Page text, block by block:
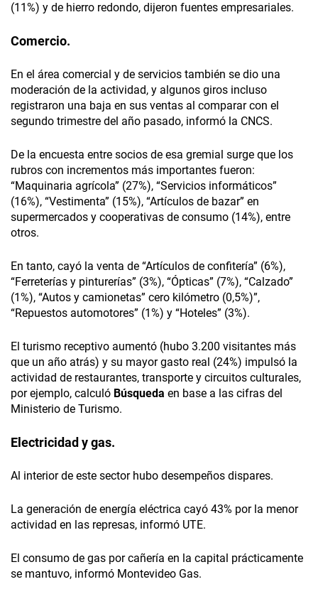
(11%) y de hierro redondo, dijeron fuentes empresariales.
Comercio.
En el área comercial y de servicios también se dio una
moderación de la actividad, y algunos giros incluso
registraron una baja en sus ventas al comparar con el
segundo trimestre del año pasado, informó la CNCS.
De la encuesta entre socios de esa gremial surge que los
rubros con incrementos más importantes fueron:
“Maquinaria agrícola” (27%), “Servicios informáticos”
(16%), “Vestimenta” (15%), “Artículos de bazar” en
supermercados y cooperativas de consumo (14%), entre
otros.
En tanto, cayó la venta de “Artículos de confitería” (6%),
“Ferreterías y pinturerías” (3%), “Ópticas” (7%), “Calzado”
(1%), “Autos y camionetas” cero kilómetro (0,5%)”,
“Repuestos automotores” (1%) y “Hoteles” (3%).
El turismo receptivo aumentó (hubo 3.200 visitantes más
que un año atrás) y su mayor gasto real (24%) impulsó la
actividad de restaurantes, transporte y circuitos culturales,
por ejemplo, calculó Búsqueda en base a las cifras del
Ministerio de Turismo.
Electricidad y gas.
Al interior de este sector hubo desempeños dispares.
La generación de energía eléctrica cayó 43% por la menor
actividad en las represas, informó UTE.
El consumo de gas por cañería en la capital prácticamente
se mantuvo, informó Montevideo Gas.